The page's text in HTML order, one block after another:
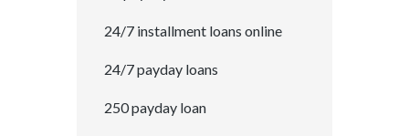
24/7 installment loans online
24/7 payday loans
250 payday loan